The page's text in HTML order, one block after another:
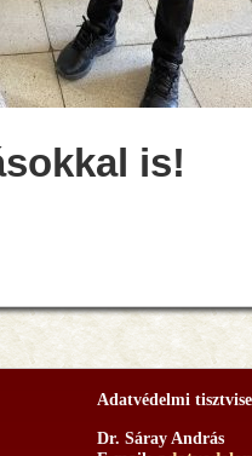
is!
Adatvédelmi
Dr. Sáray András